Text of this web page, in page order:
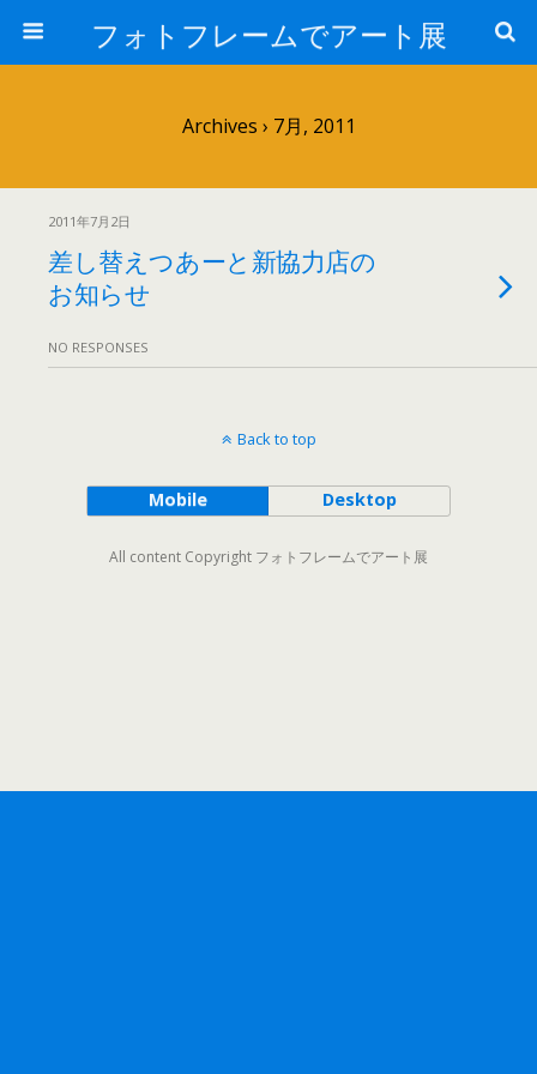
フォトフレームでアート展
Archives › 7月, 2011
2011年7月2日
差し替えつあーと新協力店の
お知らせ
NO RESPONSES
Back to top
Mobile Desktop
All content Copyright フォトフレームでアート展